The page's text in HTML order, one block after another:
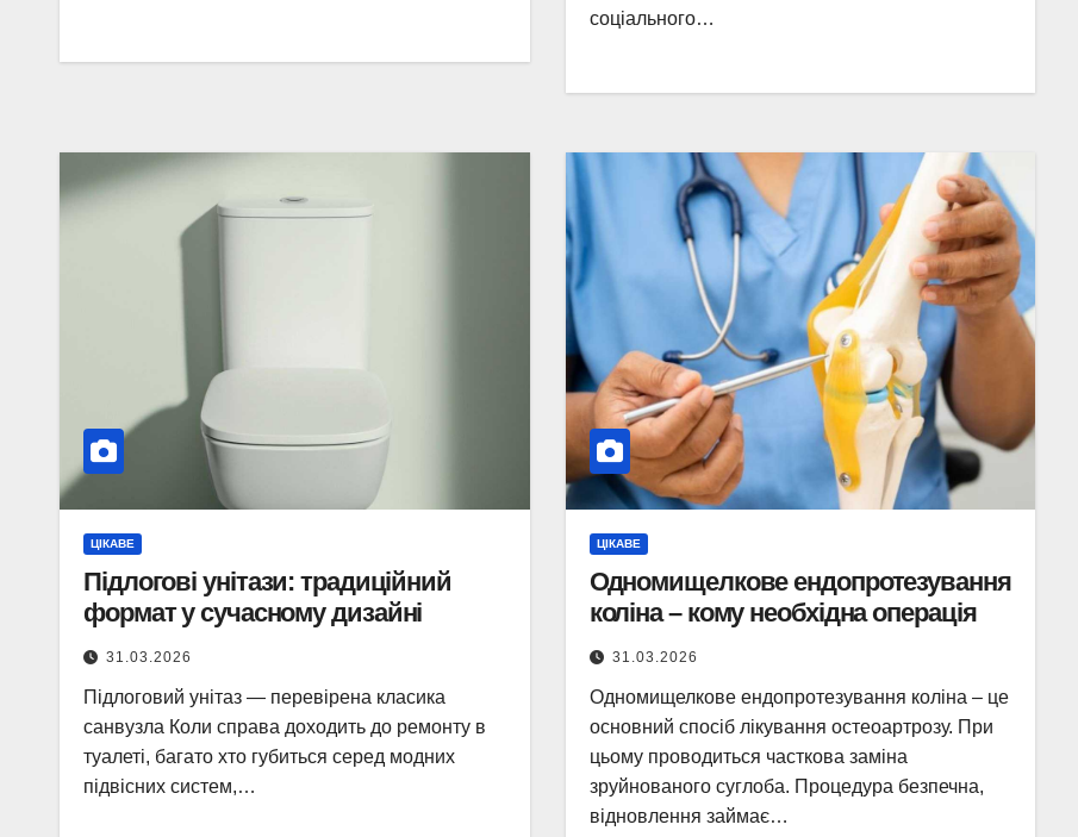
соціального…
ЦІКАВЕ
Підлогові унітази: традиційний
формат у сучасному дизайні
31.03.2026
Підлоговий унітаз — перевірена класика
санвузла Коли справа доходить до ремонту в
туалеті, багато хто губиться серед модних
підвісних систем,…
ЦІКАВЕ
Одномищелкове ендопротезування
коліна – кому необхідна операція
31.03.2026
Одномищелкове ендопротезування коліна – це
основний спосіб лікування остеоартрозу. При
цьому проводиться часткова заміна
зруйнованого суглоба. Процедура безпечна,
відновлення займає…